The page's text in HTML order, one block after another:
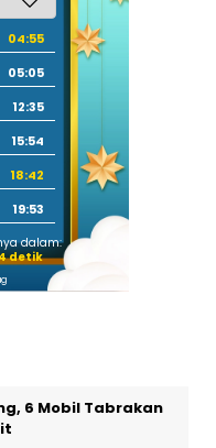
04:55
05:05
12:35
15:54
18:42
19:53
dalam:
detik
6 Mobil Tabrakan